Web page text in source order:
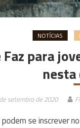
NOTÍCIAS
para
setembro de 2020
se inscrever